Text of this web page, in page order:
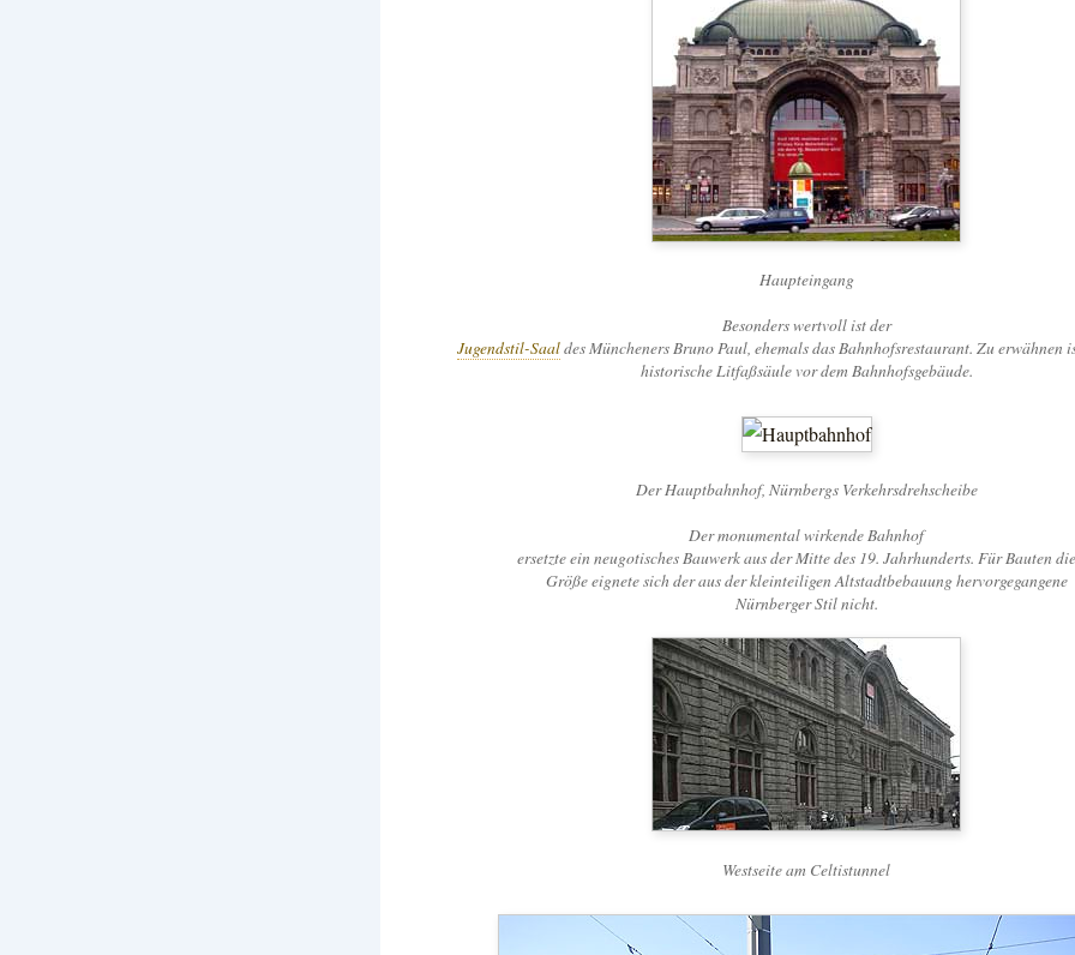
Haupteingang
Besonders wertvoll ist der
Jugendstil-Saaldes Müncheners Bruno Paul, ehemals das Bahnhofsrestaurant. Zu erwähnen
historische Litfaßsäule vor dem Bahnhofsgebäude.
Der Hauptbahnhof, Nürnbergs Verkehrsdrehscheibe
Der monumental wirkende Bahnhof
ersetzte ein neugotisches Bauwerk aus der Mitte des 19. Jahrhunderts. Für Bauten
Größe eignete sich der aus der kleinteiligen Altstadtbebauung hervorgegangene
Nürnberger Stil nicht.
Westseite am Celtistunnel